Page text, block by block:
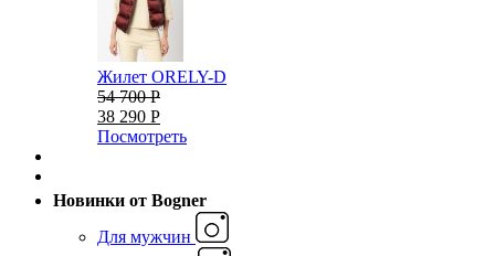
Жилет ORELY-D
54 700 Р
38 290 Р
Посмотреть
Новинки от Bogner
Для мужчин